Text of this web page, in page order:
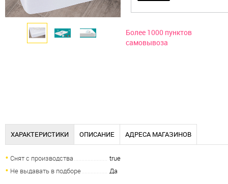
Более 1000 пунктов
самовывоза
ХАРАКТЕРИСТИКИ ОПИСАНИЕ АДРЕСА МАГАЗИНОВ
Снят с производства
true
Не выдавать в подборе
Да